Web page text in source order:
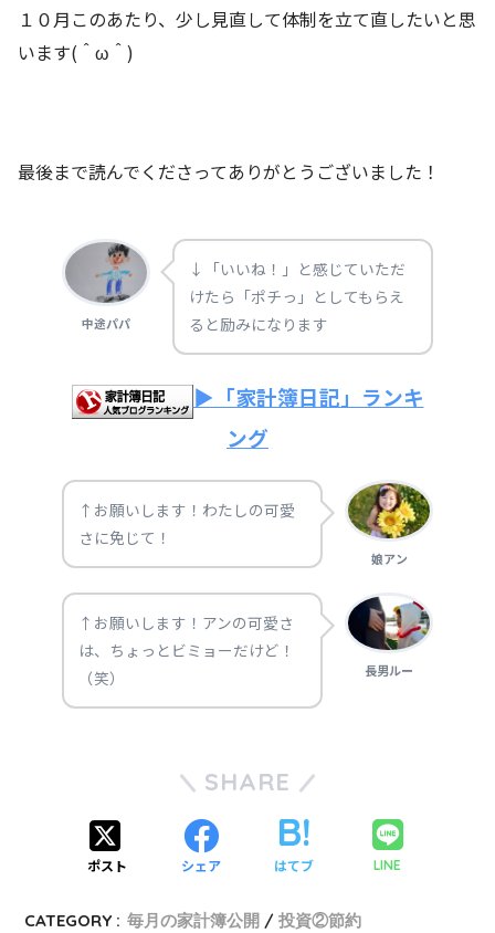
１０月このあたり、少し見直して体制を立て直したいと思
います(＾ω＾)
最後まで読んでくださってありがとうございました！
中途パパ
↓「いいね！」と感じていただ
けたら「ポチっ」としてもらえ
ると励みになります
▶「家計簿日記」ランキ
ング
↑お願いします！わたしの可愛
さに免じて！
娘アン
↑お願いします！アンの可愛さ
は、ちょっとビミョーだけど！
（笑）
長男ルー
SHARE
ポスト シェア はてブ LINE
CATEGORY : 毎月の家計簿公開 投資②節約